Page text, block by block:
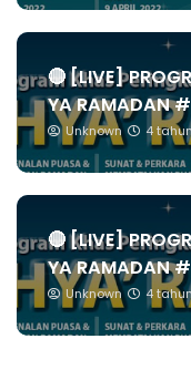
🔴 [LIVE]
YA RAMADAN
Unknown 4
🔴 [LIVE]
YA RAMADAN
Unknown 4